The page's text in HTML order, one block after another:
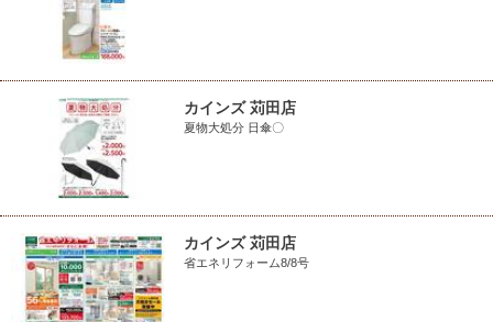
カインズ 苅田店
夏物大処分 日傘〇
カインズ 苅田店
省エネリフォーム8/8号